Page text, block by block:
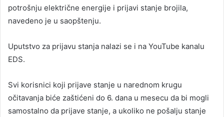
potrošnju električne energije i prijavi stanje brojila,
navedeno je u saopštenju.
Uputstvo za prijavu stanja nalazi se i na YouTube kanalu
EDS.
Svi korisnici koji prijave stanje u narednom krugu
očitavanja biće zaštićeni do 6. dana u mesecu da bi mogli
samostalno da prijave stanje, a ukoliko ne pošalju stanje